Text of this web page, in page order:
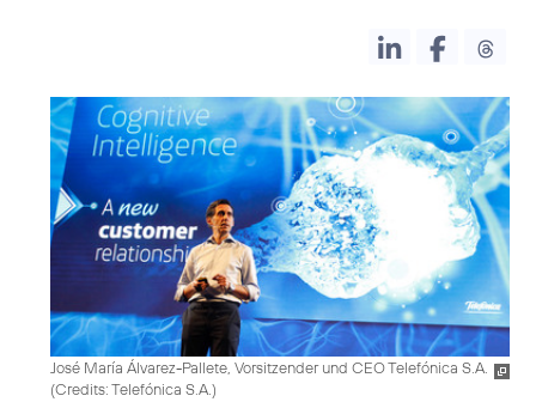
José María Álvarez-Pallete, Vorsitzender und CEO Telefónica S.A.
(Credits: Telefónica S.A.)